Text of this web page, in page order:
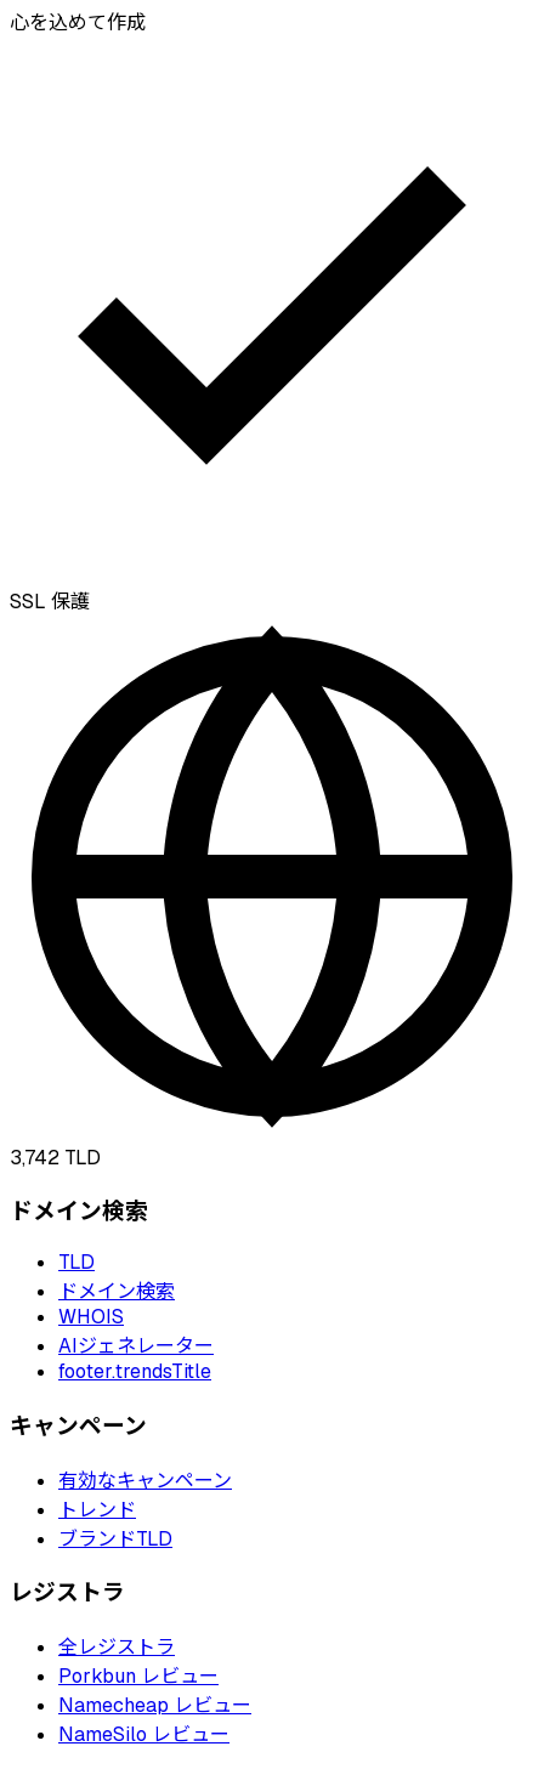
心を込めて作成
SSL 保護
3,742 TLD
ドメイン検索
TLD
ドメイン検索
WHOIS
AIジェネレーター
footer.trendsTitle
キャンペーン
有効なキャンペーン
トレンド
ブランドTLD
レジストラ
全レジストラ
Porkbun レビュー
Namecheap レビュー
NameSilo レビュー